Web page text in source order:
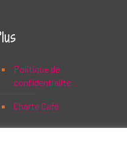
Politique de
confidentialité
Charte Café